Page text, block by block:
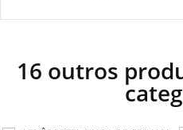
16 outros